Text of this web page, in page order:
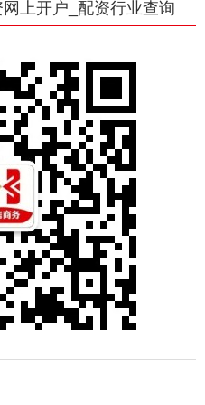
上开户_配资行业查询